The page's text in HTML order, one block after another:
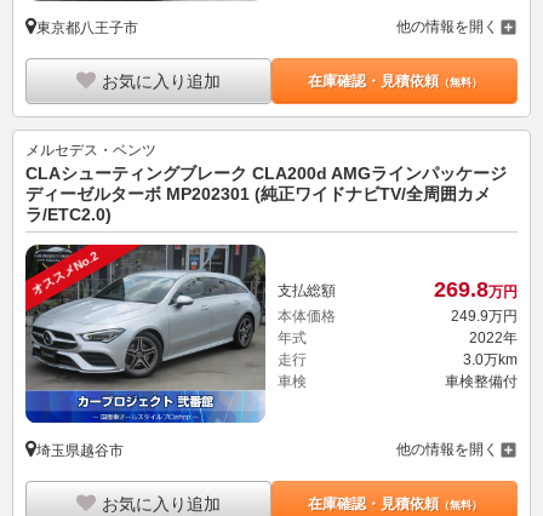
東京都八王子市 他の情報を開く
お気に入り追加 在庫確認・見積依頼（無料）
メルセデス・ベンツ
CLAシューティングブレーク CLA200d AMGラインパッケージ
ディーゼルターボ MP202301 (純正ワイドナビTV/全周囲カメ
ラ/ETC2.0)
オススメNo.2 支払総額 269.8万円
本体価格
249. 9万円
年式
2022年
走行
3.0万km
車検
車検整備付
埼玉県越谷市 他の情報を開く
お気に入り追加 在庫確認・見積依頼（無料）